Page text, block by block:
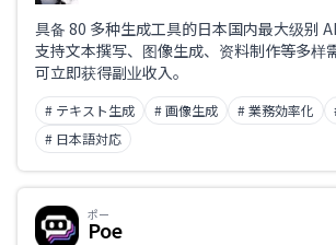
具备 80 多种生成工具的日本国内最大级别 AI
支持文本撰写、图像生成、资料制作等多样
可立即获得副业收入。
# テキスト生成 # 画像生成 # 業務効率化
# 日本語対応
ポー
Poe